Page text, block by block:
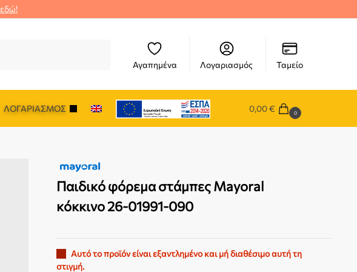
εδώ!
Αγαπημένα Λογαριασμός Ταμείο
ΛΟΓΑΡΙΑΣΜΌΣ 0,00€ 0
Παιδικό φόρεμα στάμπες Mayoral
κόκκινο 26-01991-090
Αυτό το προϊόν είναι εξαντλημένο και μή διαθέσιμο αυτή τη
στιγμή.